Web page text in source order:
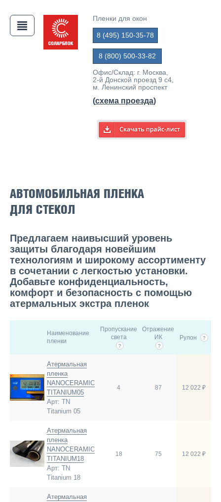
Пленки для окон
8 (495) 150-35-78
8 (800) 500-33-82
Офис/Склад: г. Москва,
2-й Донской проезд 9 с4,
м. Ленинский проспект
(схема проезда)
АВТОМОБИЛЬНАЯ ПЛЕНКА
ДЛЯ СТЕКОЛ
Предлагаем наивысший уровень
защиты благодаря новейшим
технологиям и широкому ассортименту
в сочетании с легкостью установки.
Добавьте конфиденциальность,
комфорт и безопасность с помощью
атермальных экстра пленок
Наименование
пленки
Пропускание
света
?
Отражение
ИК
?
Рулон ?
Атермальная
пленка
NANOCERAMIC
TITANIUM05
Арт: TN
Titanium 05
4 87 12 022 ₽
Атермальная
пленка
NANOCERAMIC
TITANIUM18
Арт: TN
Titanium 18
18 75 12 022 ₽
Атермальная